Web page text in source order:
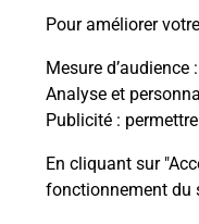
Pour améliorer
Mesure d’audience
Analyse et
Publicité :
En cliquant sur
fonctionnement du
1 Rue De La
Itinéraire